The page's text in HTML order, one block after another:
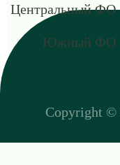
Центральный ФО
Южный ФО
Copyright ©